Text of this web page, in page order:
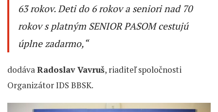
63 rokov. Deti do 6 rokov a seniori nad 70
rokov s platným SENIOR PASOM cestujú
úplne zadarmo,“
dodáva Radoslav Vavruš, riaditeľ spoločnosti
Organizátor IDS BBSK.